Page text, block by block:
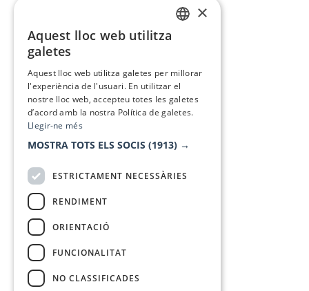
×
Aquest lloc web utilitza
galetes
Aquest lloc web utilitza galetes per millorar
l'experiència de l'usuari. En utilitzar el
nostre lloc web, accepteu totes les galetes
d’acord amb la nostra Política de galetes.
Llegir-ne més
MOSTRA TOTS ELS SOCIS (1913) →
ESTRICTAMENT NECESSÀRIES
RENDIMENT
ORIENTACIÓ
FUNCIONALITAT
NO CLASSIFICADES